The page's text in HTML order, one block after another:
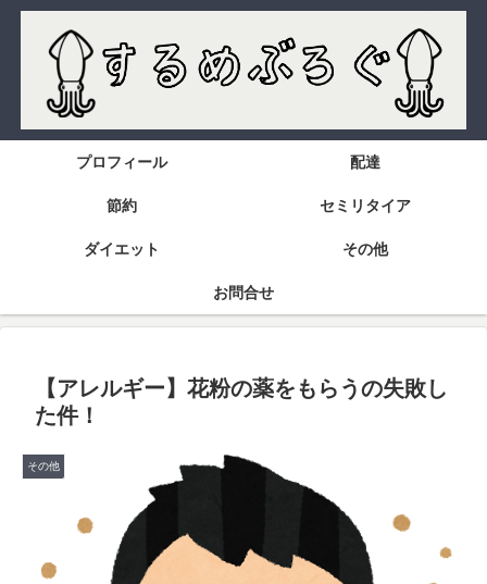
プロフィール 配達
節約 セミリタイア
ダイエット その他
お問合せ
【アレルギー】花粉の薬をもらうの失敗し
た件！
その他